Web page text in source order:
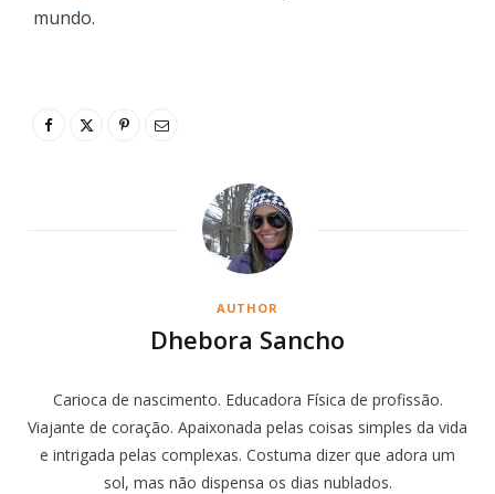
mundo.
AUTHOR
Dhebora Sancho
Carioca de nascimento. Educadora Física de profissão.
Viajante de coração. Apaixonada pelas coisas simples da vida
e intrigada pelas complexas. Costuma dizer que adora um
sol, mas não dispensa os dias nublados.